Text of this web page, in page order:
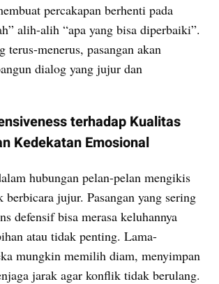
percakapan berhenti pada
alih-alih “apa yang bisa diperbaiki”.
terus-menerus, pasangan akan
dialog yang jujur dan
terhadap Kualitas
Kedekatan Emosional
hubungan pelan-pelan mengikis
berbicara jujur. Pasangan yang sering
defensif bisa merasa keluhannya
atau tidak penting. Lama-
mungkin memilih diam, menyimpan
jarak agar konflik tidak berulang.